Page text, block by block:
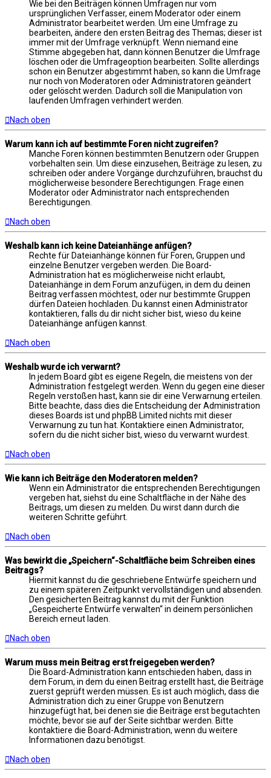
Wie bei den Beiträgen können Umfragen nur vom
ursprünglichen Verfasser, einem Moderator oder einem
Administrator bearbeitet werden. Um eine Umfrage zu
bearbeiten, ändere den ersten Beitrag des Themas; dieser ist
immer mit der Umfrage verknüpft. Wenn niemand eine
Stimme abgegeben hat, dann können Benutzer die Umfrage
löschen oder die Umfrageoption bearbeiten. Sollte allerdings
schon ein Benutzer abgestimmt haben, so kann die Umfrage
nur noch von Moderatoren oder Administratoren geändert
oder gelöscht werden. Dadurch soll die Manipulation von
laufenden Umfragen verhindert werden.
Nach oben
Warum kann ich auf bestimmte Foren nicht zugreifen?
Manche Foren können bestimmten Benutzern oder Gruppen
vorbehalten sein. Um diese einzusehen, Beiträge zu lesen, zu
schreiben oder andere Vorgänge durchzuführen, brauchst du
möglicherweise besondere Berechtigungen. Frage einen
Moderator oder Administrator nach entsprechenden
Berechtigungen.
Nach oben
Weshalb kann ich keine Dateianhänge anfügen?
Rechte für Dateianhänge können für Foren, Gruppen und
einzelne Benutzer vergeben werden. Die Board-
Administration hat es möglicherweise nicht erlaubt,
Dateianhänge in dem Forum anzufügen, in dem du deinen
Beitrag verfassen möchtest, oder nur bestimmte Gruppen
dürfen Dateien hochladen. Du kannst einen Administrator
kontaktieren, falls du dir nicht sicher bist, wieso du keine
Dateianhänge anfügen kannst.
Nach oben
Weshalb wurde ich verwarnt?
In jedem Board gibt es eigene Regeln, die meistens von der
Administration festgelegt werden. Wenn du gegen eine dieser
Regeln verstoßen hast, kann sie dir eine Verwarnung erteilen.
Bitte beachte, dass dies die Entscheidung der Administration
dieses Boards ist und phpBB Limited nichts mit dieser
Verwarnung zu tun hat. Kontaktiere einen Administrator,
sofern du die nicht sicher bist, wieso du verwarnt wurdest.
Nach oben
Wie kann ich Beiträge den Moderatoren melden?
Wenn ein Administrator die entsprechenden Berechtigungen
vergeben hat, siehst du eine Schaltfläche in der Nähe des
Beitrags, um diesen zu melden. Du wirst dann durch die
weiteren Schritte geführt.
Nach oben
Was bewirkt die „Speichern“-Schaltfläche beim Schreiben eines
Beitrags?
Hiermit kannst du die geschriebene Entwürfe speichern und
zu einem späteren Zeitpunkt vervollständigen und absenden.
Den gesicherten Beitrag kannst du mit der Funktion
„Gespeicherte Entwürfe verwalten“ in deinem persönlichen
Bereich erneut laden.
Nach oben
Warum muss mein Beitrag erst freigegeben werden?
Die Board-Administration kann entschieden haben, dass in
dem Forum, in dem du einen Beitrag erstellt hast, die Beiträge
zuerst geprüft werden müssen. Es ist auch möglich, dass die
Administration dich zu einer Gruppe von Benutzern
hinzugefügt hat, bei denen sie die Beiträge erst begutachten
möchte, bevor sie auf der Seite sichtbar werden. Bitte
kontaktiere die Board-Administration, wenn du weitere
Informationen dazu benötigst.
Nach oben